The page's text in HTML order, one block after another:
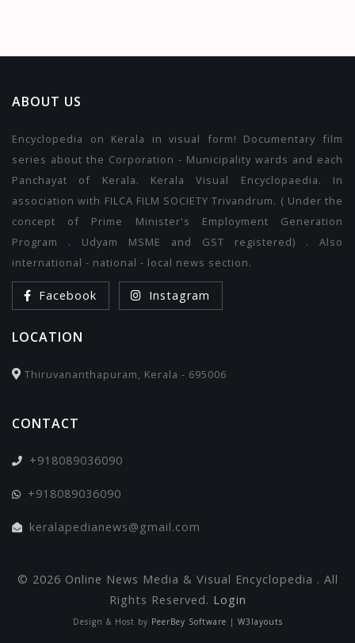
ABOUT US
Encyclopedia on Kerala in visual form! Documentary film
series about the Corporation - Municipality wards and each
Panchayat of Kerala. Kerala Visual Encyclopaedia. In
association with FILCA FILM SOCIETY Trivandrum. ( Under the
concept of Prime Minister's Employment Generation
Program . Udyam MSME and GST registered) . Also
international - national - local news section.
Facebook Instagram
LOCATION
Thiruvananthapuram, Kerala - 695006
CONTACT
+918089036090
+918089036090
keralapedianews@gmail.com
© 2026 Online News Media & Visual Encyclopedia . All
Rights Reserved. Login
Design & Host by PeerBey Software | W3layouts